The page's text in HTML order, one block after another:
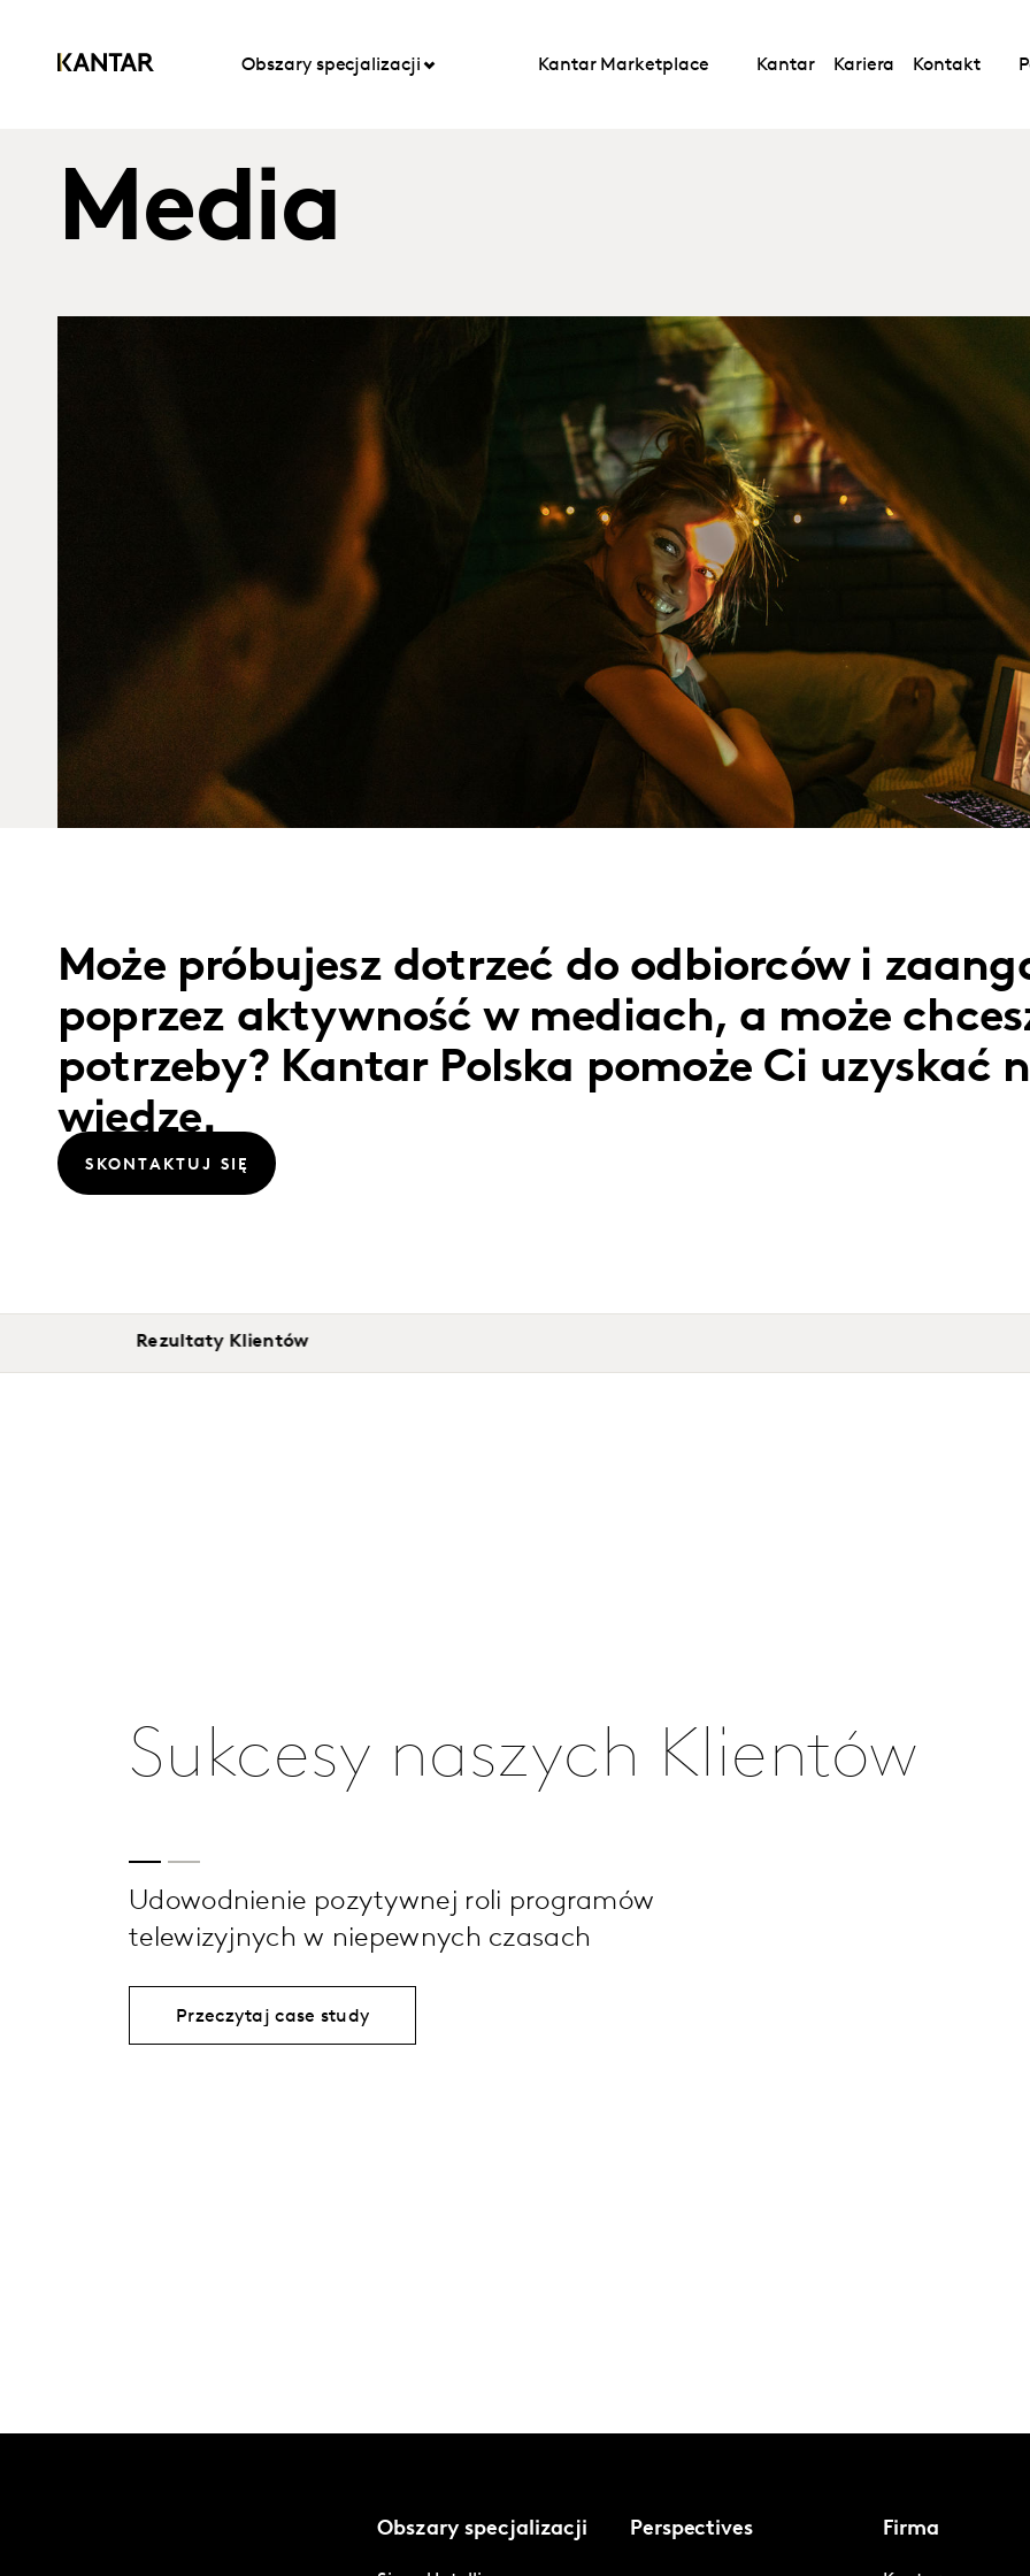
Obszary specjalizacji Kantar Marketplace Kantar Kariera Kontakt
Media
Może próbujesz dotrzeć do odbiorców i
poprzez aktywność w mediach, a może
potrzeby? Kantar Polska pomoże Ci uzyskać
wiedzę.
SKONTAKTUJ SIĘ
Rezultaty Klientów
Sukcesy naszych Klientów
Udowodnienie pozytywnej roli programów
telewizyjnych w niepewnych czasach
Przeczytaj case study
Obszary specjalizacji Perspectives Firma